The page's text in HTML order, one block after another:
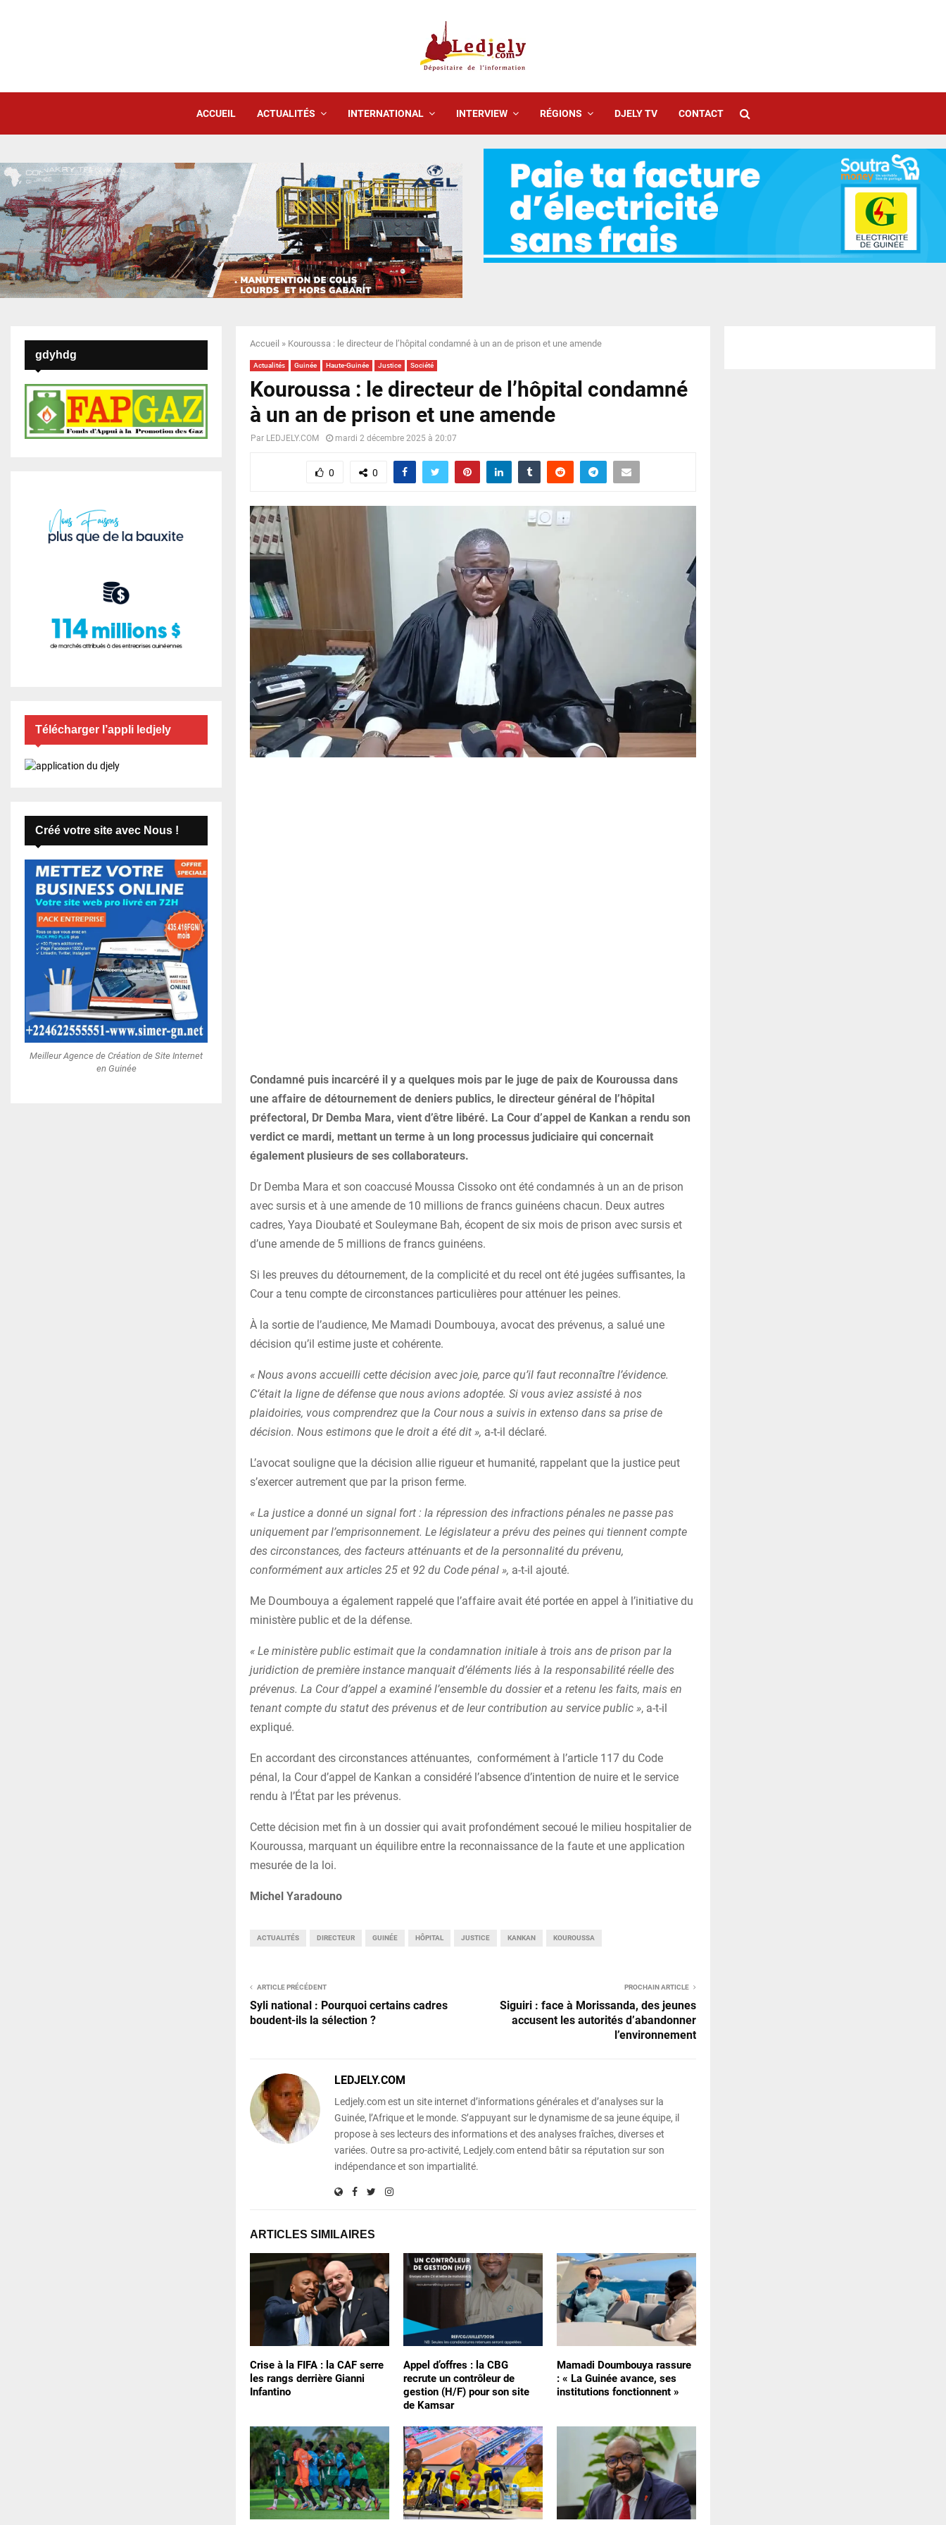
ACCUEIL ACTUALITÉS INTERNATIONAL INTERVIEW RÉGIONS DJELY TV CONTACT
Accueil » Kouroussa : le directeur de l’hôpital condamné à un an de prison et une amende
Actualités Guinée Haute-Guinée Justice Société
Kouroussa : le directeur de l’hôpital condamné
à un an de prison et une amende
Par LEDJELY.COM mardi 2 décembre 2025 à 20:07
0 0
Condamné puis incarcéré il y a quelques mois par le juge de paix de Kouroussa dans
une affaire de détournement de deniers publics, le directeur général de l’hôpital
préfectoral, Dr Demba Mara, vient d’être libéré. La Cour d’appel de Kankan a rendu son
verdict ce mardi, mettant un terme à un long processus judiciaire qui concernait
également plusieurs de ses collaborateurs.
Dr Demba Mara et son coaccusé Moussa Cissoko ont été condamnés à un an de prison
avec sursis et à une amende de 10 millions de francs guinéens chacun. Deux autres
cadres, Yaya Dioubaté et Souleymane Bah, écopent de six mois de prison avec sursis et
d’une amende de 5 millions de francs guinéens.
Si les preuves du détournement, de la complicité et du recel ont été jugées suffisantes, la
Cour a tenu compte de circonstances particulières pour atténuer les peines.
À la sortie de l’audience, Me Mamadi Doumbouya, avocat des prévenus, a salué une
décision qu’il estime juste et cohérente.
« Nous avons accueilli cette décision avec joie, parce qu’il faut reconnaître l’évidence.
C’était la ligne de défense que nous avions adoptée. Si vous aviez assisté à nos
plaidoiries, vous comprendrez que la Cour nous a suivis in extenso dans sa prise de
décision. Nous estimons que le droit a été dit », a-t-il déclaré.
L’avocat souligne que la décision allie rigueur et humanité, rappelant que la justice peut
s’exercer autrement que par la prison ferme.
« La justice a donné un signal fort : la répression des infractions pénales ne passe pas
uniquement par l’emprisonnement. Le législateur a prévu des peines qui tiennent compte
des circonstances, des facteurs atténuants et de la personnalité du prévenu,
conformément aux articles 25 et 92 du Code pénal », a-t-il ajouté.
Me Doumbouya a également rappelé que l’affaire avait été portée en appel à l’initiative du
ministère public et de la défense.
« Le ministère public estimait que la condamnation initiale à trois ans de prison par la
juridiction de première instance manquait d’éléments liés à la responsabilité réelle des
prévenus. La Cour d’appel a examiné l’ensemble du dossier et a retenu les faits, mais en
tenant compte du statut des prévenus et de leur contribution au service public », a-t-il
expliqué.
En accordant des circonstances atténuantes, conformément à l’article 117 du Code
pénal, la Cour d’appel de Kankan a considéré l’absence d’intention de nuire et le service
rendu à l’État par les prévenus.
Cette décision met fin à un dossier qui avait profondément secoué le milieu hospitalier de
Kouroussa, marquant un équilibre entre la reconnaissance de la faute et une application
mesurée de la loi.
Michel Yaradouno
ACTUALITÉS DIRECTEUR GUINÉE HÔPITAL JUSTICE KANKAN KOUROUSSA
ARTICLE PRÉCÉDENT
Syli national : Pourquoi certains cadres
boudent-ils la sélection ?
PROCHAIN ARTICLE
Siguiri : face à Morissanda, des jeunes
accusent les autorités d’abandonner
l’environnement
LEDJELY.COM
Ledjely.com est un site internet d’informations générales et d’analyses sur la
Guinée, l’Afrique et le monde. S’appuyant sur le dynamisme de sa jeune équipe, il
propose à ses lecteurs des informations et des analyses fraîches, diverses et
variées. Outre sa pro-activité, Ledjely.com entend bâtir sa réputation sur son
indépendance et son impartialité.
ARTICLES SIMILAIRES
Crise à la FIFA : la CAF serre
les rangs derrière Gianni
Infantino
Appel d’offres : la CBG
recrute un contrôleur de
gestion (H/F) pour son site
de Kamsar
Mamadi Doumbouya rassure
: « La Guinée avance, ses
institutions fonctionnent »
gdyhdg
Télécharger l’appli ledjely
Créé votre site avec Nous !
Meilleur Agence de Création de Site Internet
en Guinée